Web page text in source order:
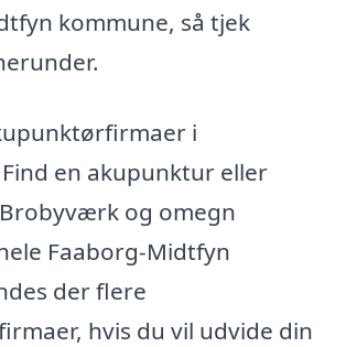
kommune, så tjek
i
en akupunktur eller
og omegn
Faaborg-Midtfyn
der flere
hvis du vil udvide din